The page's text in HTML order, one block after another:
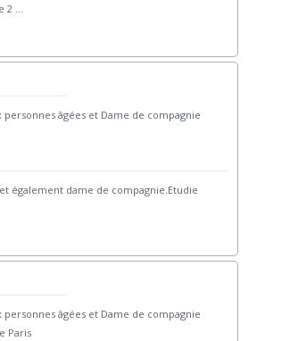
2
personnes âgées et Dame de compagnie
également dame de compagnie.Etudie
personnes âgées et Dame de compagnie
Paris